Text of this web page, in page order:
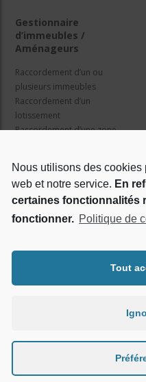
Nous utilisons des cookies
web et notre service. En
certaines fonctionnalités
fonctionner. Politique de
Tout
Gestionnaire
d’immeubles /
Aménageurs
Raccordement d’un ou
plusieurs immeubles
Raccordement d’un
lotissement
Raccordement d’une zone
Qui sommes nous ?
Le projet Losange